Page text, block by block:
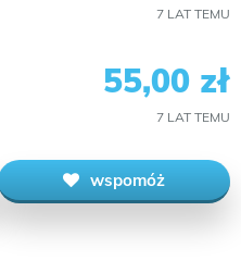
7 LAT TEMU
55,00 zł
7 LAT TEMU
wspomóż